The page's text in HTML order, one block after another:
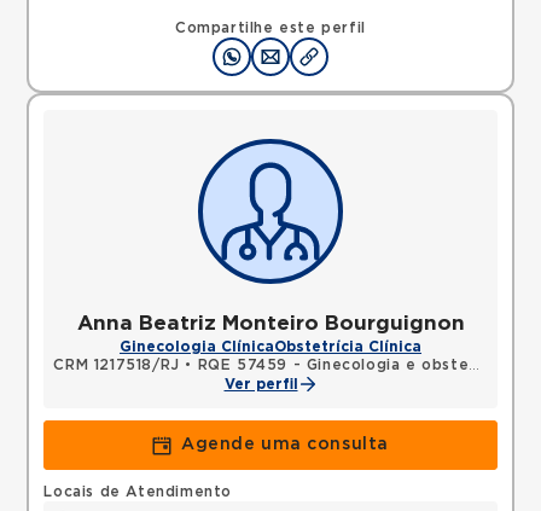
Compartilhe este perfil
Anna Beatriz Monteiro Bourguignon
Ginecologia ClínicaObstetrícia Clínica
CRM 1217518/RJ •
RQE 57459 - Ginecologia e obstetrícia
Ver perfil
Agende uma consulta
Locais de Atendimento